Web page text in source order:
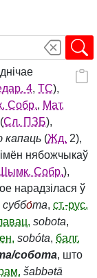
4, ТС),
Собр., Мат.
(Сл. ПЗБ),
капаць (Жд. 2),
імён нябожчыкаў
Шымк. Собр.),
нарадзілася ў
суббо́та, ст.-рус.
sobota,
sobóta, балг.
собота, што
šabbətā